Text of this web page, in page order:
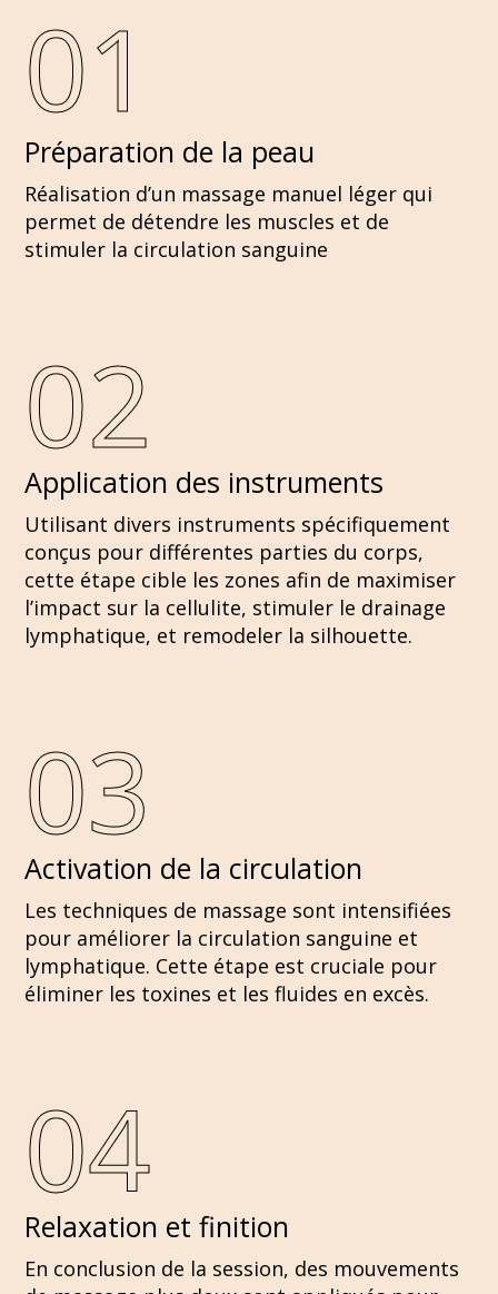
01
Préparation de la peau
Réalisation d’un massage manuel léger qui
permet de détendre les muscles et de
stimuler la circulation sanguine
02
Application des instruments
Utilisant divers instruments spécifiquement
conçus pour différentes parties du corps,
cette étape cible les zones afin de maximiser
l’impact sur la cellulite, stimuler le drainage
lymphatique, et remodeler la silhouette.
03
Activation de la circulation
Les techniques de massage sont intensifiées
pour améliorer la circulation sanguine et
lymphatique. Cette étape est cruciale pour
éliminer les toxines et les fluides en excès.
04
Relaxation et finition
En conclusion de la session, des mouvements